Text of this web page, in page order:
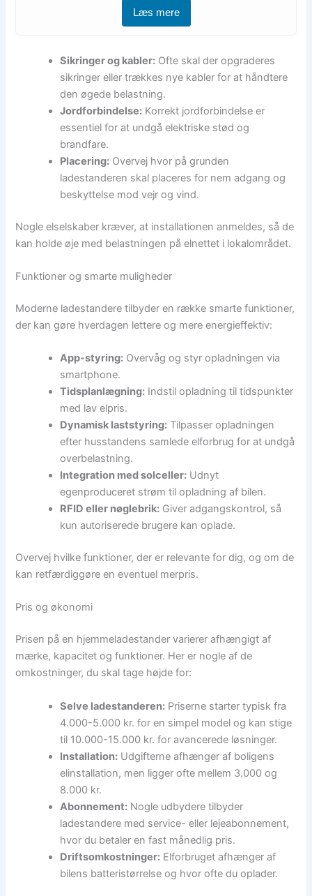
Læs mere
Sikringer og kabler: Ofte skal der opgraderes
sikringer eller trækkes nye kabler for at håndtere
den øgede belastning.
Jordforbindelse: Korrekt jordforbindelse er
essentiel for at undgå elektriske stød og
brandfare.
Placering: Overvej hvor på grunden
ladestanderen skal placeres for nem adgang og
beskyttelse mod vejr og vind.
Nogle elselskaber kræver, at installationen anmeldes, så de
kan holde øje med belastningen på elnettet i lokalområdet.
Funktioner og smarte muligheder
Moderne ladestandere tilbyder en række smarte funktioner,
der kan gøre hverdagen lettere og mere energieffektiv:
App-styring: Overvåg og styr opladningen via
smartphone.
Tidsplanlægning: Indstil opladning til tidspunkter
med lav elpris.
Dynamisk laststyring: Tilpasser opladningen
efter husstandens samlede elforbrug for at undgå
overbelastning.
Integration med solceller: Udnyt
egenproduceret strøm til opladning af bilen.
RFID eller nøglebrik: Giver adgangskontrol, så
kun autoriserede brugere kan oplade.
Overvej hvilke funktioner, der er relevante for dig, og om de
kan retfærdiggøre en eventuel merpris.
Pris og økonomi
Prisen på en hjemmeladestander varierer afhængigt af
mærke, kapacitet og funktioner. Her er nogle af de
omkostninger, du skal tage højde for:
Selve ladestanderen: Priserne starter typisk fra
4.000-5.000 kr. for en simpel model og kan stige
til 10.000-15.000 kr. for avancerede løsninger.
Installation: Udgifterne afhænger af boligens
elinstallation, men ligger ofte mellem 3.000 og
8.000 kr.
Abonnement: Nogle udbydere tilbyder
ladestandere med service- eller lejeabonnement,
hvor du betaler en fast månedlig pris.
Driftsomkostninger: Elforbruget afhænger af
bilens batteristørrelse og hvor ofte du oplader.